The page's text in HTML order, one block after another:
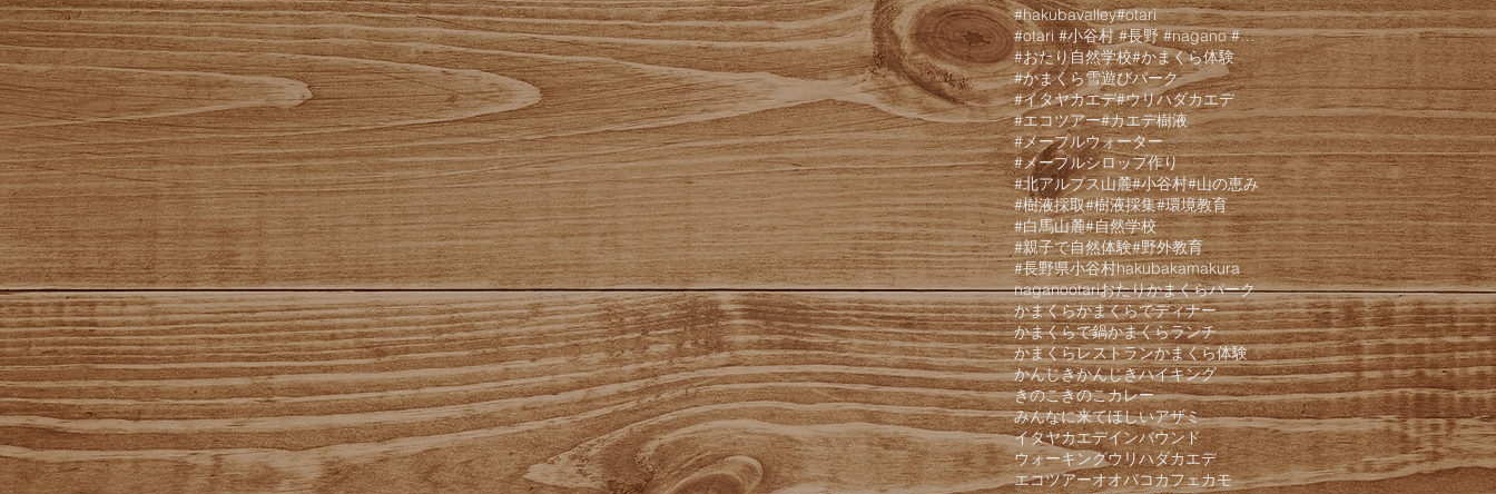
#hakubavalley#otari
#otari #小谷村 #長野 #nagano #白馬 #hakuba #栂池 #栂池高原 #栂池高
#おたり自然学校#かまくら体験
#かまくら雪遊びパーク
#イタヤカエデ#ウリハダカエデ
#エコツアー#カエデ樹液
#メープルウォーター
#メープルシロップ作り
#北アルプス山麓#小谷村#山の恵み
#樹液採取#樹液採集#環境教育
#白馬山麓#自然学校
#親子で自然体験#野外教育
#長野県小谷村hakubakamakura
naganootariおたりかまくらパーク
かまくらかまくらでディナー
かまくらで鍋かまくらランチ
かまくらレストランかまくら体験
かんじきかんじきハイキング
きのこきのこカレー
みんなに来てほしいアザミ
イタヤカエデインバウンド
ウォーキングウリハダカエデ
エコツアーオオバコカフェカモ